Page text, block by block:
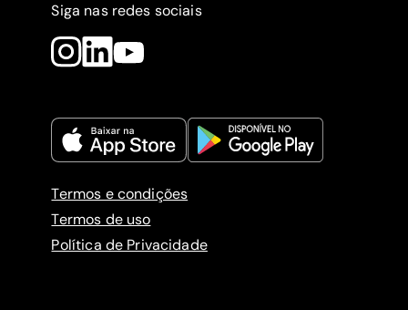
Siga nas redes sociais
Termos e condições
Termos de uso
Política de Privacidade